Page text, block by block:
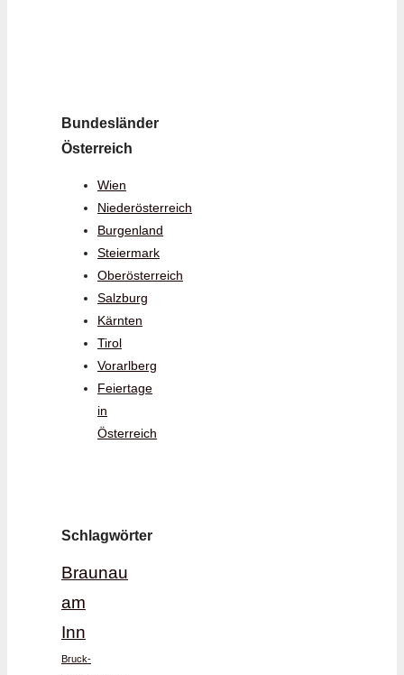
Bundesländer
Österreich
Wien
Niederösterreich
Burgenland
Steiermark
Oberösterreich
Salzburg
Kärnten
Tirol
Vorarlberg
Feiertage
in
Österreich
Schlagwörter
Braunau
am
Inn
Bruck-